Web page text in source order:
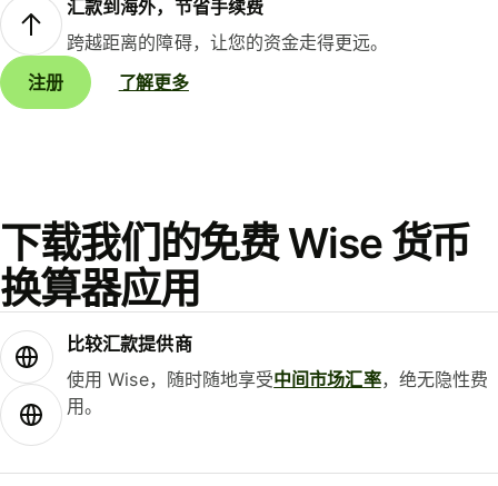
汇款到海外，节省手续费
跨越距离的障碍，让您的资金走得更远。
注册
了解更多
下载我们的免费 Wise 货币
换算器应用
比较汇款提供商
使用 Wise，随时随地享受中间市场汇率，绝无隐性费
用。